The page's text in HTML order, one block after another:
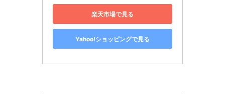
楽天市場で見る
Yahoo!ショッピングで見る